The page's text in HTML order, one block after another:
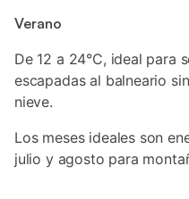
Verano
De 12 a 24°C, ideal para
escapadas al balneario
nieve.
Los meses ideales son
julio y agosto para